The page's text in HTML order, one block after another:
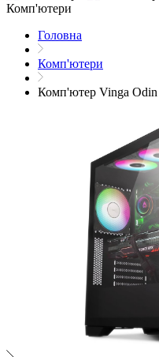
Комп'ютери
Головна
Комп'ютери
Комп'ютер Vinga